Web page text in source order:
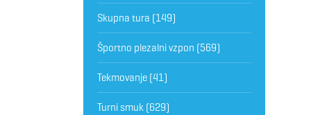
Skupna tura (149)
Športno plezalni vzpon (569)
Tekmovanje(41)
Turni smuk(629)